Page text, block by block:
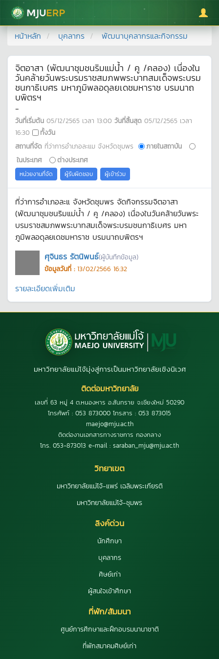
มหาวิทยาลัยแม่โจ้
หน้าหลัก บุคลากร พัฒนาบุคลากรและกิจกรรม
จิตอาสา (พัฒนาชุมชนริมแม่น้ำ / คู /คลอง) เนื่องใน
วันคล้ายวันพระบรมราชสมภพพระบาทสมเด็จพระบรม
ชนกาธิเบศร มหาภูมิพลอดุลยเดชมหาราช บรมนาถ
บพิตรฯ
-
วันที่เริ่มต้น 05/12/2565 เวลา 13:00 วันที่สิ้นสุด 05/12/2565 เวลา
16:30
ทั้งวัน
สถานที่จัด ที่ว่าการอำเภอละแม จังหวัดชุมพร
ภายในสถาบัน
ในประเทศ
ต่างประเทศ
หน่วยงานที่จัด ผู้รับผิดชอบ ผู้เข้าร่วม
ที่ว่าการอำเภอละแ จังหวัดชุมพร จัดกิจกรรมจิตอาสา
(พัฒนาชุมชนริมแม่น้ำ / คู /คลอง) เนื่องในวันคล้ายวันพระ
บรมราชสมภพพระบาทสมเด็จพระบรมชนกาธิเบศร มหา
ภูมิพลอดุลยเดชมหาราช บรมนาถบพิตรฯ
ศุจินธร รัตนิพนธ์(ผู้บันทึกข้อมูล)
ข้อมูลวันที่ : 13/02/2566 16:32
รายละเอียดเพิ่มเติม
มหาวิทยาลัยแม่โจ้มุ่งสู่การเป็นมหาวิทยาลัยเชิงนิเวศ
ติดต่อมหาวิทยาลัย
เลขที่ 63 หมู่ 4 ต.หนองหาร อ.สันทราย จ.เชียงใหม่ 50290
โทรศัพท์ : 053 873000 โทรสาร : 053 873015
maejo@mju.ac.th
ติดต่องานเอกสารทางราชการ กองกลาง
โทร. 053-873013 e-mail : saraban_mju@mju.ac.th
วิทยาเขต
มหาวิทยาลัยแม่โจ้-แพร่ เฉลิมพระเกียรติ
มหาวิทยาลัยแม่โจ้-ชุมพร
ลิงค์ด่วน
นักศึกษา
บุคลากร
ศิษย์เก่า
ผู้สนใจเข้าศึกษา
ที่พัก/สัมมนา
ศูนย์การศึกษาและฝึกอบรมนานาชาติ
ที่พักสมาคมศิษย์เก่า